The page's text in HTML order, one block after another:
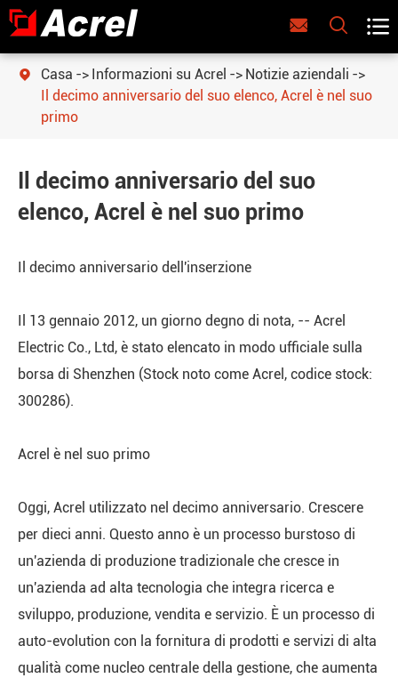
  
 Casa Informazioni su Acrel
Notizie aziendali
Il decimo anniversario del suo elenco, Acrel è nel suo
primo
Il decimo anniversario del suo
elenco, Acrel è nel suo primo
Il decimo anniversario dell'inserzione
Il 13 gennaio 2012, un giorno degno di nota, -- Acrel
Electric Co., Ltd, è stato elencato in modo ufficiale sulla
borsa di Shenzhen (Stock noto come Acrel, codice stock:
300286).
Acrel è nel suo primo
Oggi, Acrel utilizzato nel decimo anniversario. Crescere
per dieci anni. Questo anno è un processo burstoso di
un'azienda di produzione tradizionale che cresce in
un'azienda ad alta tecnologia che integra ricerca e
sviluppo, produzione, vendita e servizio. È un processo di
auto-evolution con la fornitura di prodotti e servizi di alta
qualità come nucleo centrale della gestione, che aumenta